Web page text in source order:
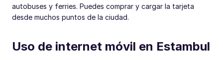
autobuses y ferries. Puedes comprar y cargar la tarjeta
desde muchos puntos de la ciudad.
Uso de internet móvil en Estambul